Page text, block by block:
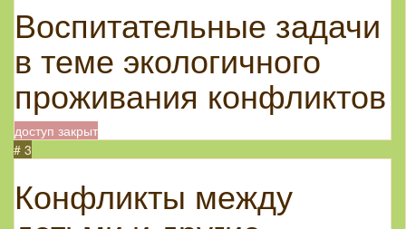
Воспитательные задачи
в теме экологичного
проживания конфликтов
доступ закрыт
# 3
Конфликты между